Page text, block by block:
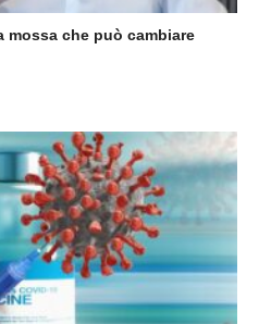
mossa che può cambiare